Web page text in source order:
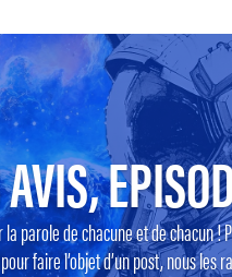
parole de chacune et de chacun !
faire l’objet d’un post, nous les